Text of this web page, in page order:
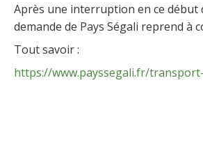
Après une interruption en ce début
demande de Pays Ségali reprend à
Tout savoir :
https://www.payssegali.fr/